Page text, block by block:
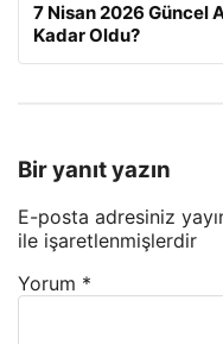
7 Nisan 2026 Güncel
Kadar Oldu?
Bir yanıt yazın
E-posta adresiniz
ile işaretlenmişlerdir
Yorum *